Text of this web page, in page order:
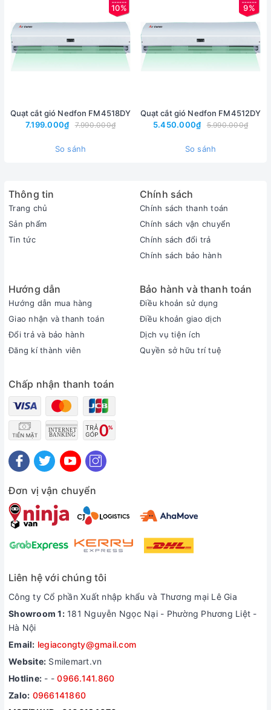
- Quạt chắn cửa phòng lạnh giúp tiết kiệm điện cho phòng
- Phạm vi sử dụng: Quạt cắt gió thích hợp cho nhà hàng,
khách sạn, siêu thị, cửa hàng, ngăn mùi phòng bếp...
- Cách lặp đặt: Lắp tại vị trí lanh to cửa (dạ trên). Tùy kích
thước chiều ngang để bố trí xen kẽ sao cho tổng chiều dài
chắn cửa gần bằng chiều rộng.
Thông số kỹ thuật:
10%
Quạt cắt gió Nedfon FM4518DY
7.199.000₫
7.990.000₫
So sánh
9%
Quạt cắt gió Nedfon FM4512DY
5.450.000₫
5.990.000₫
So sánh
Thông tin
Trang chủ
Sản phẩm
Tin tức
Chính sách
Chính sách thanh toán
Chính sách vận chuyển
Chính sách đổi trả
Chính sách bảo hành
Hướng dẫn
Hướng dẫn mua hàng
Giao nhận và thanh toán
Đổi trả và bảo hành
Đăng kí thành viên
Bảo hành và thanh toán
Điều khoản sử dụng
Điều khoản giao dịch
Dịch vụ tiện ích
Quyền sở hữu trí tuệ
Chấp nhận thanh toán
Đơn vị vận chuyển
Liên hệ với chúng tôi
Công ty Cổ phần Xuất nhập khẩu và Thương mại Lê Gia
Showroom 1:181 Nguyễn Ngọc Nại - Phường Phương Liệt -
Hà Nội
Email: legiacongty@gmail.com
Website: Smilemart.vn
Hotline: - -0966.141.860
Zalo: 0966141860